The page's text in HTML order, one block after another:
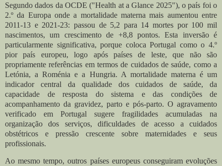
Segundo dados da OCDE ("Health at a Glance 2025"), o país foi o
2.º da Europa onde a mortalidade materna mais aumentou entre
2011-13 e 2021-23: passou de 5,2 para 14 mortes por 100 mil
nascimentos, um crescimento de +8,8 pontos.Esta inversão é
particularmente significativa, porque coloca Portugal como o 4.º
pior país europeu, logo após países de leste, que não são
propriamente referências em termos de cuidados de saúde, como a
Letónia, a Roménia e a Hungria. A mortalidade materna é um
indicador central da qualidade dos cuidados de saúde, da
capacidade de resposta do sistema e das condições de
acompanhamento da gravidez, parto e pós-parto. O agravamento
verificado em Portugal sugere fragilidades acumuladas na
organização dos serviços, dificuldades de acesso a cuidados
obstétricos e pressão crescente sobre maternidades e seus
profissionais.
Ao mesmo tempo, outros países europeus conseguiram evoluções